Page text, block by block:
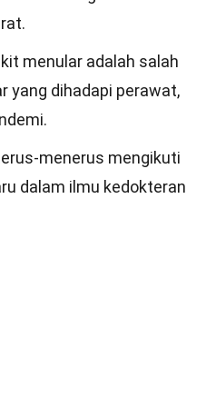
menular adalah salah
yang dihadapi perawat,
menerus mengikuti
dalam ilmu kedokteran